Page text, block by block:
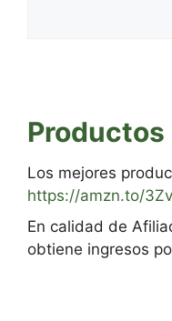
Los mejores
https://amzn.to/
En calidad de
obtiene ingresos